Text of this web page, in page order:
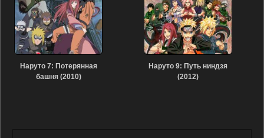
Наруто 7: Потерянная
башня (2010)
Наруто 9: Путь ниндзя
(2012)